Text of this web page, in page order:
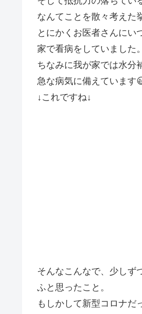
なんてことを散々考えた
とにかくお医者さんにい
家で看病をしていました。
ちなみに我が家では水分
急な病気に備えています
↓これですね↓
そんなこんなで、少しず
ふと思ったこと。
もしかして新型コロナだ